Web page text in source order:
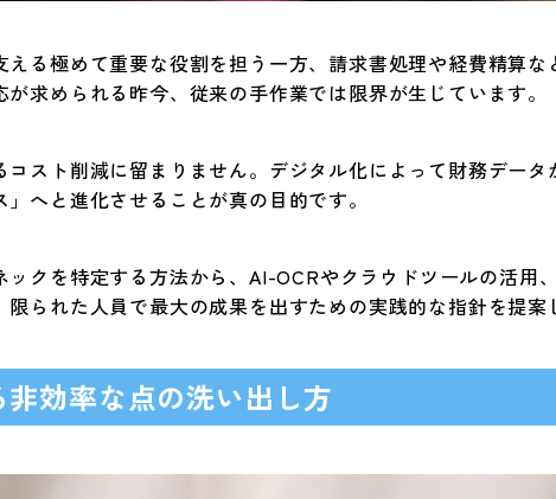
る極めて重要な役割を担う一方、請求書処理や経費精算
求められる昨今、従来の手作業では限界が生じています。
スト削減に留まりません。デジタル化によって財務デー
へと進化させることが真の目的です。
クを特定する方法から、AI-OCRやクラウドツールの活用
られた人員で最大の成果を出すための実践的な指針を提案
効率な点の洗い出し方